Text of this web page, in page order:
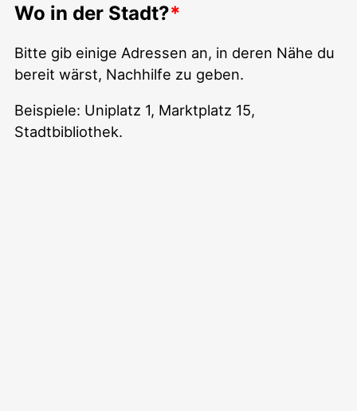
Wo in der Stadt?
Bitte gib einige Adressen an, in deren Nähe du
bereit wärst, Nachhilfe zu geben.
Beispiele: Uniplatz 1, Marktplatz 15,
Stadtbibliothek.